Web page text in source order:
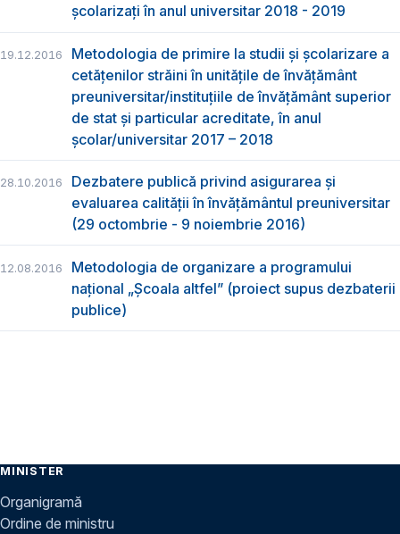
şcolarizaţi în anul universitar 2018 - 2019
19.12.2016
Metodologia de primire la studii și școlarizare a
cetăţenilor străini în unitățile de învățământ
preuniversitar/instituțiile de învățământ superior
de stat și particular acreditate, în anul
școlar/universitar 2017 – 2018
28.10.2016
Dezbatere publică privind asigurarea și
evaluarea calității în învățământul preuniversitar
(29 octombrie - 9 noiembrie 2016)
12.08.2016
Metodologia de organizare a programului
național „Şcoala altfel” (proiect supus dezbaterii
publice)
MINISTER
Organigramă
Ordine de ministru